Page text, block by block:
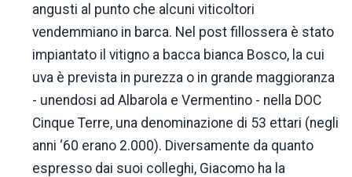
angusti al punto che alcuni viticoltori
vendemmiano in barca. Nel post fillossera è stato
impiantato il vitigno a bacca bianca Bosco, la cui
uva è prevista in purezza o in grande maggioranza
- unendosi ad Albarola e Vermentino - nella DOC
Cinque Terre, una denominazione di 53 ettari (negli
anni ‘60 erano 2.000). Diversamente da quanto
espresso dai suoi colleghi, Giacomo ha la